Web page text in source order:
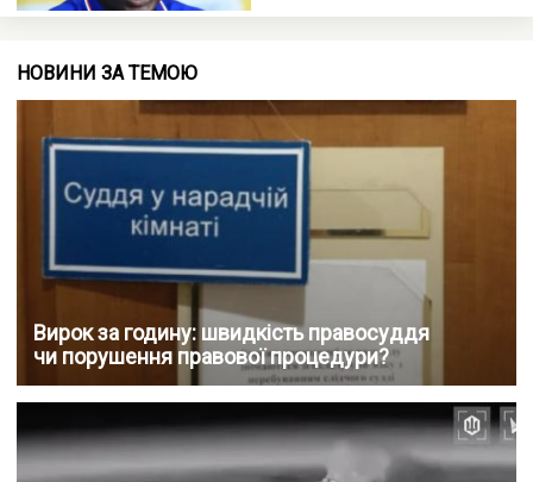
НОВИНИ ЗА ТЕМОЮ
Вирок за годину: швидкість правосуддя
чи порушення правової процедури?